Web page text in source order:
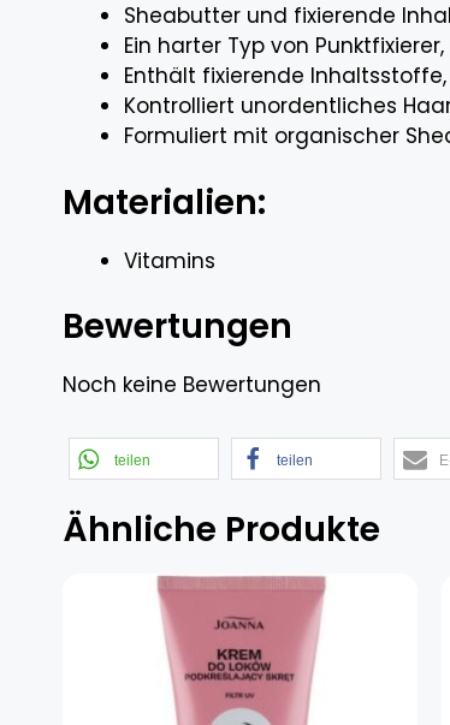
Sheabutter und fixierende
Ein harter Typ von
Enthält fixierende
Kontrolliert unordentliches
Formuliert mit organischer
Materialien:
Vitamins
Bewertungen
Noch keine Bewertungen
teilen teilen
Ähnliche Produkte